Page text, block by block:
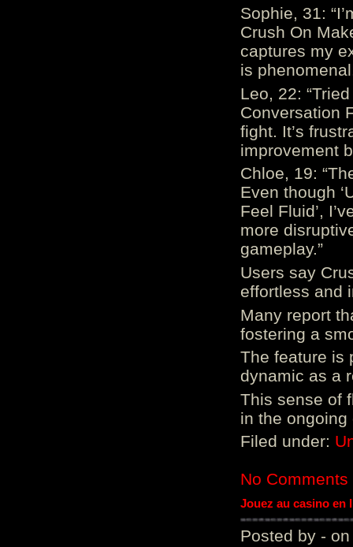
Sophie, 31:
Crush On
captures my
is
Leo, 22:
Conversation
fight. It’s
improvement
Chloe, 19:
Even though
Feel Fluid’,
more
gameplay.”
Users say
effortless and
Many report
fostering a
The feature is
dynamic as a
This sense of
in the ongoing
Filed under:
No Comments
Jouez au casino en
Posted by - on